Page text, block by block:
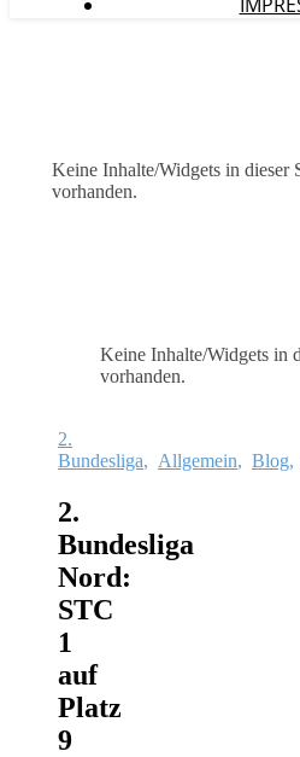
Keine Inhalte/Widgets in dieser
vorhanden.
Keine Inhalte/Widgets in
vorhanden.
2.
Bundesliga, Allgemein, Blog,
2.
Bundesliga
Nord:
STC
1
auf
Platz
9